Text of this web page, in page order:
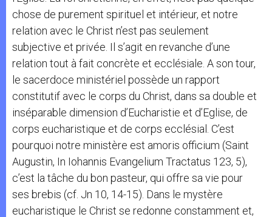
chose de purement spirituel et intérieur, et notre
relation avec le Christ n’est pas seulement
subjective et privée. Il s’agit en revanche d’une
relation tout à fait concrète et ecclésiale. A son tour,
le sacerdoce ministériel possède un rapport
constitutif avec le corps du Christ, dans sa double et
inséparable dimension d’Eucharistie et d’Eglise, de
corps eucharistique et de corps ecclésial. C’est
pourquoi notre ministère est amoris officium (Saint
Augustin, In Iohannis Evangelium Tractatus 123, 5),
c’est la tâche du bon pasteur, qui offre sa vie pour
ses brebis (cf. Jn 10, 14-15). Dans le mystère
eucharistique le Christ se redonne constamment et,